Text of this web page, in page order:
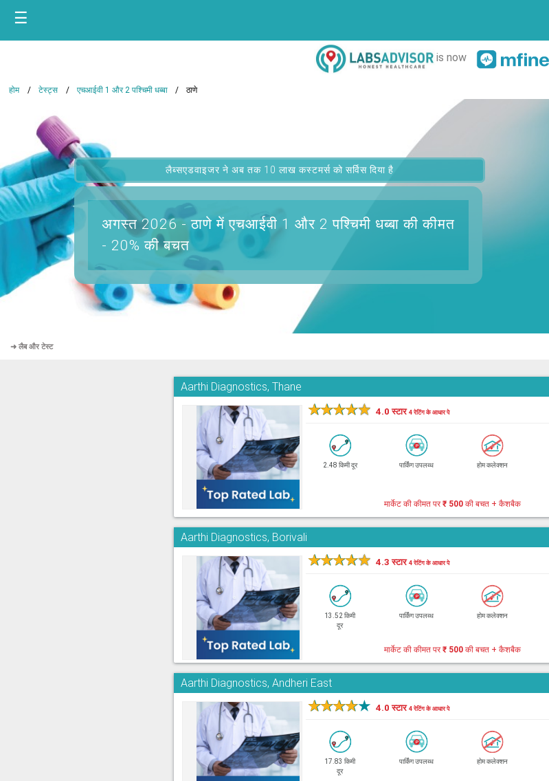
☰
is now
होम टेस्ट्स एचआईवी 1 और 2 पश्चिमी धब्बा ठाणे
लैब्सएडवाइजर ने अब तक 10 लाख कस्टमर्स को सर्विस दिया है
अगस्त 2026 -ठाणे में एचआईवी 1 और 2 पश्चिमी धब्बा की कीमत
- 20% की बचत
➜ लैब और टेस्ट
Aarthi Diagnostics, Thane
★★★★★ 4.0 स्टार4 रेटिंग के आधार पे
2.48 किमी दूर पार्किंग उपलब्ध होम कलेक्शन
मार्केट की कीमत पर₹ 500 की बचत + कैशबैक
Aarthi Diagnostics, Borivali
★★★★★ 4.3 स्टार4 रेटिंग के आधार पे
13.52 किमी
दूर
पार्किंग उपलब्ध होम कलेक्शन
मार्केट की कीमत पर₹ 500 की बचत + कैशबैक
Aarthi Diagnostics, Andheri East
★★★★★ 4.0 स्टार4 रेटिंग के आधार पे
17.83 किमी
दूर
पार्किंग उपलब्ध होम कलेक्शन